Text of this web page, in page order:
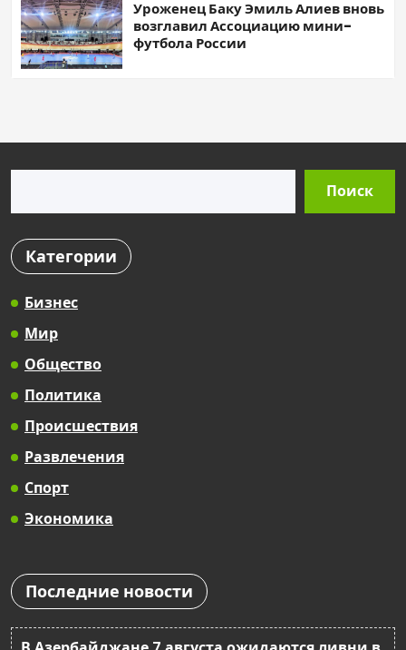
Уроженец Баку Эмиль Алиев вновь
возглавил Ассоциацию мини-
футбола России
Поиск
Категории
Бизнес
Мир
Общество
Политика
Происшествия
Развлечения
Спорт
Экономика
Последние новости